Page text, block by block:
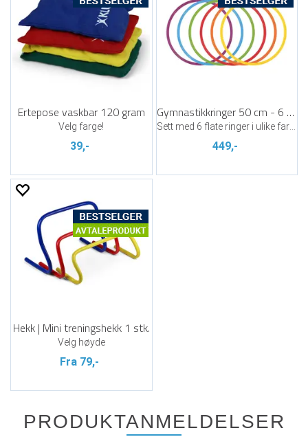
Ertepose vaskbar 120 gram
Velg farge!
39,-
Gymnastikkringer 50 cm - 6 stk
Sett med 6 flate ringer i ulike farger
449,-
Hekk | Mini treningshekk 1 stk.
Velg høyde
Fra 79,-
PRODUKTANMELDELSER